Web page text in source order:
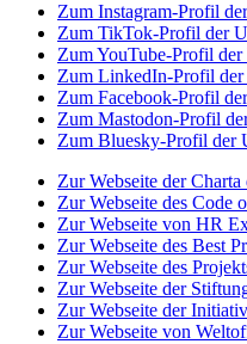
Zum Instagram-Profil
Zum TikTok-Profil der
Zum YouTube-Profil der
Zum LinkedIn-Profil der
Zum Facebook-Profil
Zum Mastodon-Profil
Zum Bluesky-Profil der
Zur Webseite der
Zur Webseite des Code
Zur Webseite von HR
Zur Webseite des Best
Zur Webseite des
Zur Webseite der
Zur Webseite der
Zur Webseite von